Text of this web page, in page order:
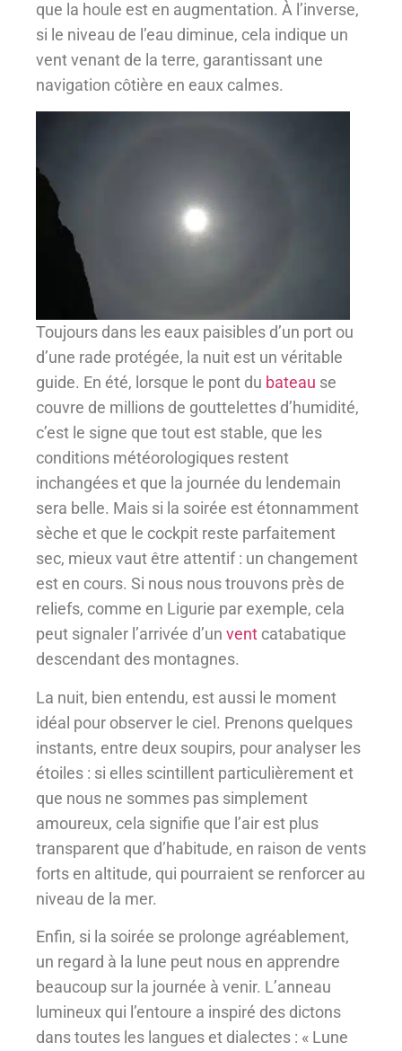
que la houle est en augmentation. À l’inverse,
si le niveau de l’eau diminue, cela indique un
vent venant de la terre, garantissant une
navigation côtière en eaux calmes.
Toujours dans les eaux paisibles d’un port ou
d’une rade protégée, la nuit est un véritable
guide. En été, lorsque le pont du bateau se
couvre de millions de gouttelettes d’humidité,
c’est le signe que tout est stable, que les
conditions météorologiques restent
inchangées et que la journée du lendemain
sera belle. Mais si la soirée est étonnamment
sèche et que le cockpit reste parfaitement
sec, mieux vaut être attentif : un changement
est en cours. Si nous nous trouvons près de
reliefs, comme en Ligurie par exemple, cela
peut signaler l’arrivée d’un vent catabatique
descendant des montagnes.
La nuit, bien entendu, est aussi le moment
idéal pour observer le ciel. Prenons quelques
instants, entre deux soupirs, pour analyser les
étoiles : si elles scintillent particulièrement et
que nous ne sommes pas simplement
amoureux, cela signifie que l’air est plus
transparent que d’habitude, en raison de vents
forts en altitude, qui pourraient se renforcer au
niveau de la mer.
Enfin, si la soirée se prolonge agréablement,
un regard à la lune peut nous en apprendre
beaucoup sur la journée à venir. L’anneau
lumineux qui l’entoure a inspiré des dictons
dans toutes les langues et dialectes : « Lune